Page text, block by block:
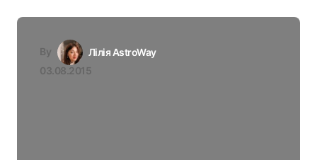
PL Polski
By
Лілія AstroWay
03.08.2015